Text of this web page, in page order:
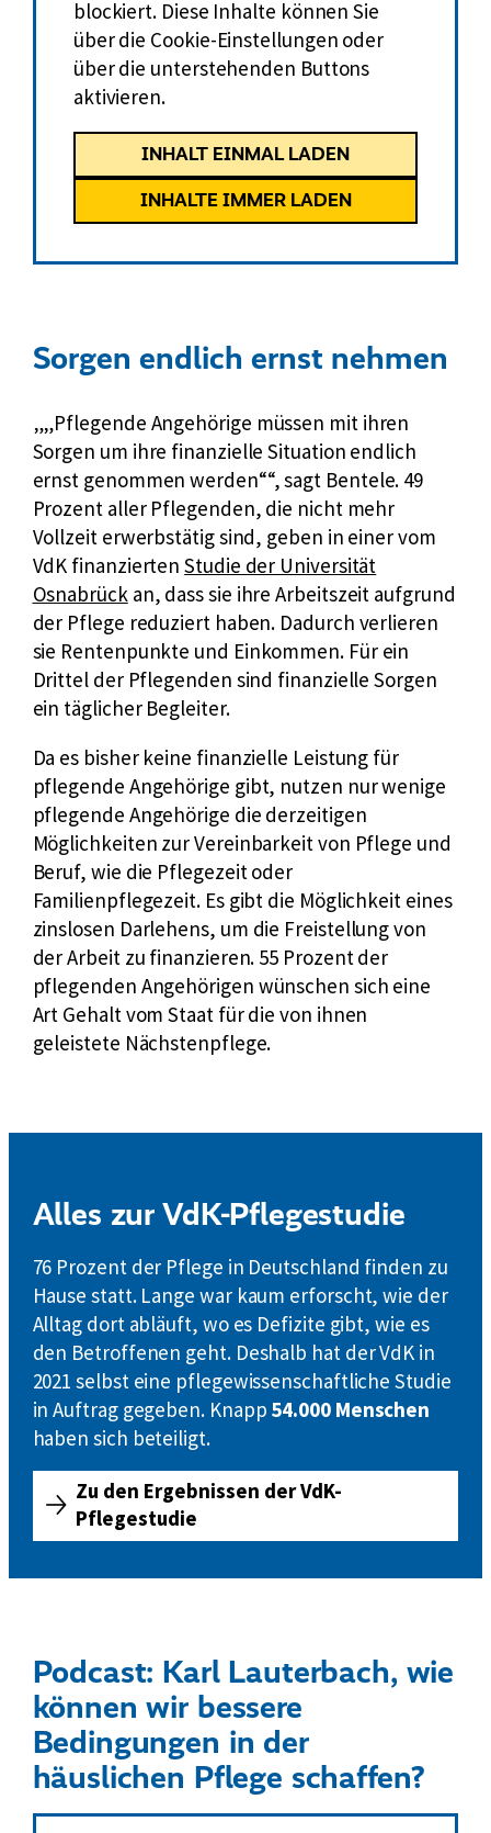
blockiert. Diese Inhalte können Sie
über die Cookie-Einstellungen oder
über die unterstehenden Buttons
aktivieren.
INHALT EINMAL LADEN
INHALTE IMMER LADEN
Sorgen endlich ernst nehmen
„Pflegende Angehörige müssen mit ihren
Sorgen um ihre finanzielle Situation endlich
ernst genommen werden“ , sagt Bentele. 49
Prozent aller Pflegenden, die nicht mehr
Vollzeit erwerbstätig sind, geben in einer vom
VdK finanziertenE
x
t
e
r
n
r
L
i
n
k
:
Studie der Universität
Osnabrückan, dass sie ihre Arbeitszeit aufgrund
der Pflege reduziert haben. Dadurch verlieren
sie Rentenpunkte und Einkommen. Für ein
Drittel der Pflegenden sind finanzielle Sorgen
ein täglicher Begleiter.
Da es bisher keine finanzielle Leistung für
pflegende Angehörige gibt, nutzen nur wenige
pflegende Angehörige die derzeitigen
Möglichkeiten zur Vereinbarkeit von Pflege und
Beruf, wie die Pflegezeit oder
Familienpflegezeit. Es gibt die Möglichkeit eines
zinslosen Darlehens, um die Freistellung von
der Arbeit zu finanzieren. 55 Prozent der
pflegenden Angehörigen wünschen sich eine
Art Gehalt vom Staat für die von ihnen
geleistete Nächstenpflege.
Alles zur VdK-Pflegestudie
76 Prozent der Pflege in Deutschland finden zu
Hause statt. Lange war kaum erforscht, wie der
Alltag dort abläuft, wo es Defizite gibt, wie es
den Betroffenen geht. Deshalb hat der VdK in
2021 selbst eine pflegewissenschaftliche Studie
in Auftrag gegeben. Knapp 54.000 Menschen
haben sich beteiligt.
Zu den Ergebnissen der VdK-
Pflegestudie
A
l
u
r
V
d
K
-
Podcast: Karl Lauterbach, wie
können wir bessere
Bedingungen in der
häuslichen Pflege schaffen?